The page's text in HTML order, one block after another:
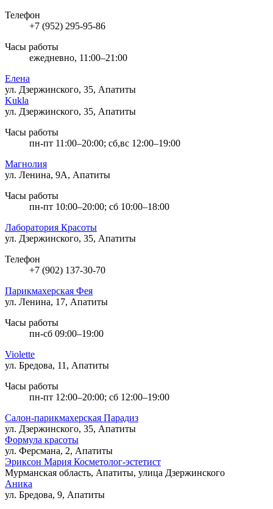
Телефон
+7 (952) 295-95-86
Часы работы
ежедневно, 11:00–21:00
Елена
ул. Дзержинского, 35, Апатиты
Kukla
ул. Дзержинского, 35, Апатиты
Часы работы
пн-пт 11:00–20:00; сб,вс 12:00–19:00
Магнолия
ул. Ленина, 9А, Апатиты
Часы работы
пн-пт 10:00–20:00; сб 10:00–18:00
Лаборатория Красоты
ул. Дзержинского, 35, Апатиты
Телефон
+7 (902) 137-30-70
Парикмахерская Фея
ул. Ленина, 17, Апатиты
Часы работы
пн-сб 09:00–19:00
Violette
ул. Бредова, 11, Апатиты
Часы работы
пн-пт 12:00–20:00; сб 12:00–19:00
Салон-парикмахерская Парадиз
ул. Дзержинского, 35, Апатиты
Формула красоты
ул. Ферсмана, 2, Апатиты
Эриксон Мария Косметолог-эстетист
Мурманская область, Апатиты, улица Дзержинского
Аника
ул. Бредова, 9, Апатиты